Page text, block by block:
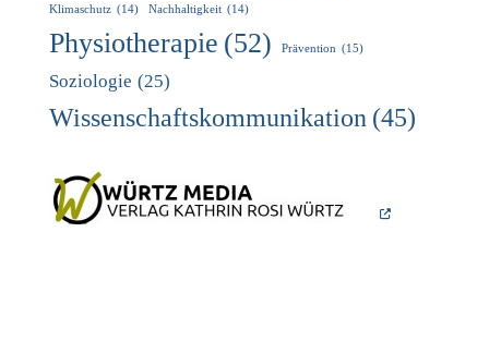
Klimaschutz (14) Nachhaltigkeit (14)
Physiotherapie (52) Prävention (15)
Soziologie (25)
Wissenschaftskommunikation (45)